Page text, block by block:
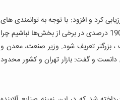
کرد و افزود: با توجه به توانمندی های
تهران، باید اهداف اقتصاد مقاومتی در استان تهران بازنگری شود و افزایش یابد تا شاهد پیشرفت 190 درصدی در برخی از بخش‌ها نباشیم چرا
. وزیر صنعت، معدن و
و گفت: بازار تهران و کشور محدود